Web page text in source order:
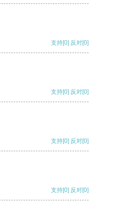
支持[0] 反对[0]
支持[0] 反对[0]
支持[0] 反对[0]
支持[0] 反对[0]